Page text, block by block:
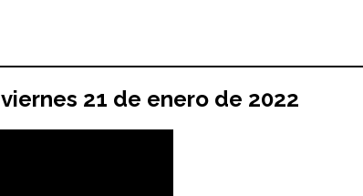
viernes 21 de enero de 2022